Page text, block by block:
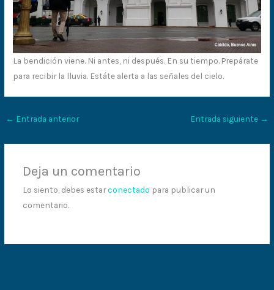
La bendición viene. Ni antes, ni después. En su tiempo. Prepárate
para recibir la lluvia. Estáte alerta a las señales del cielo.
← Entrada anterior Entrada siguiente →
Deja un comentario
Lo siento, debes estarconectado para publicar un
comentario.